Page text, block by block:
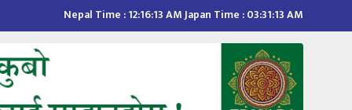
Nepal Time :12:16:14 AMJapan Time :03:31:14 AM